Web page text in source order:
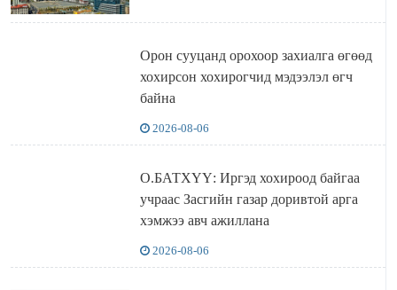
Орон сууцанд орохоор захиалга өгөөд
хохирсон хохирогчид мэдээлэл өгч
байна
2026-08-06
О.БАТХҮҮ: Иргэд хохироод байгаа
учраас Засгийн газар доривтой арга
хэмжээ авч ажиллана
2026-08-06